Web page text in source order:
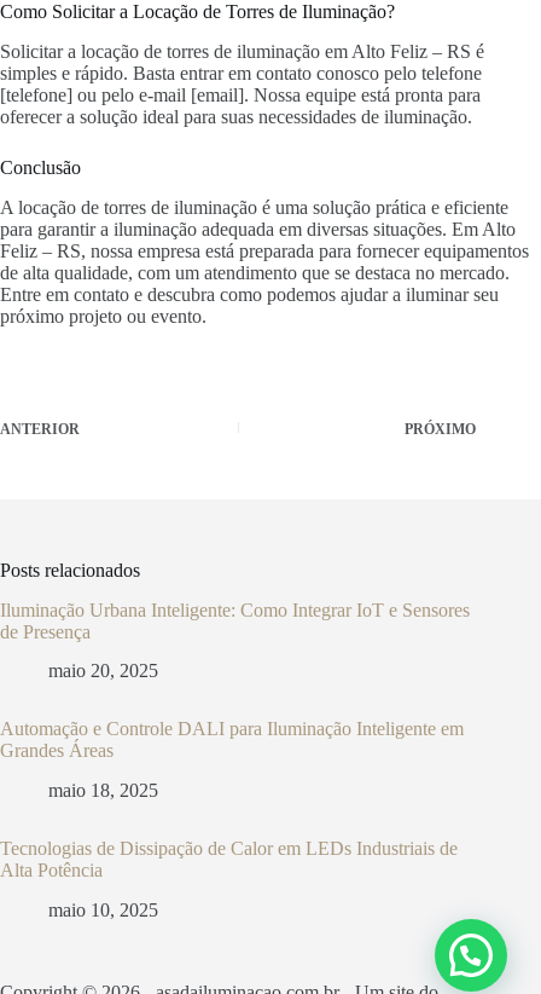
Como Solicitar a Locação de Torres de Iluminação?
Solicitar a locação de torres de iluminação em Alto Feliz – RS é
simples e rápido. Basta entrar em contato conosco pelo telefone
[telefone] ou pelo e-mail [email]. Nossa equipe está pronta para
oferecer a solução ideal para suas necessidades de iluminação.
Conclusão
A locação de torres de iluminação é uma solução prática e eficiente
para garantir a iluminação adequada em diversas situações. Em Alto
Feliz – RS, nossa empresa está preparada para fornecer equipamentos
de alta qualidade, com um atendimento que se destaca no mercado.
Entre em contato e descubra como podemos ajudar a iluminar seu
próximo projeto ou evento.
ANTERIOR PRÓXIMO
Posts relacionados
Iluminação Urbana Inteligente: Como Integrar IoT e Sensores
de Presença
maio 20, 2025
Automação e Controle DALI para Iluminação Inteligente em
Grandes Áreas
maio 18, 2025
Tecnologias de Dissipação de Calor em LEDs Industriais de
Alta Potência
maio 10, 2025